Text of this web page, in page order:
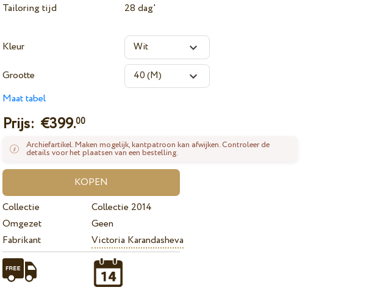
Tailoring tijd
28 dag'
Kleur
Grootte
Maat tabel
Prijs: €399.00
Archiefartikel. Maken mogelijk, kantpatroon kan afwijken. Controleer de
details voor het plaatsen van een bestelling.
Collectie
Collectie 2014
Omgezet
Geen
Fabrikant
Victoria Karandasheva